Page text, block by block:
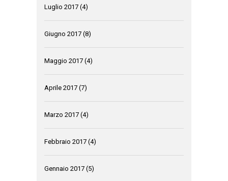
Luglio 2017 (4)
Giugno 2017 (8)
Maggio 2017 (4)
Aprile 2017 (7)
Marzo 2017 (4)
Febbraio 2017 (4)
Gennaio 2017 (5)